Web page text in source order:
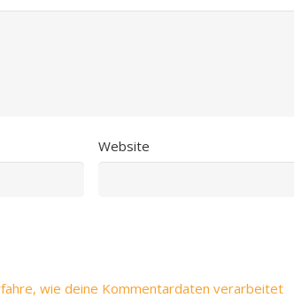
Website
wie deine Kommentardaten verarbeitet